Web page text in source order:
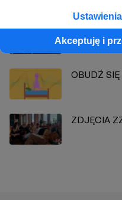
Akceptuję i
ZDJĘCIA
OBUDŹ
ZDJĘCIA